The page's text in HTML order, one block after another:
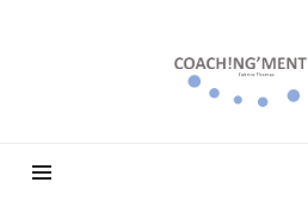
Coach!ng'ment
vôtre